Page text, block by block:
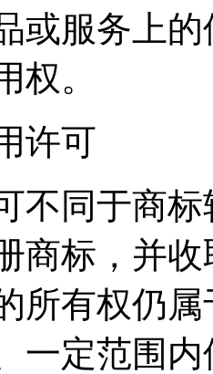
或服务上
权。
许可
不同于商
商标，并
所有权仍
一定范围